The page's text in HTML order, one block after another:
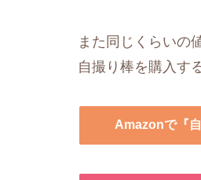
また同じくらいの
自撮り棒を購入す
Amazonで『